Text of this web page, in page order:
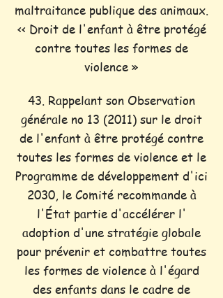
maltraitance publique des animaux.
<< Droit de l'enfant à être protégé
contre toutes les formes de
violence »
43. Rappelant son Observation
générale no 13 (2011) sur le droit
de l'enfant à être protégé contre
toutes les formes de violence et le
Programme de développement d'ici
2030, le Comité recommande à
l'État partie d'accélérer l'
adoption d'une stratégie globale
pour prévenir et combattre toutes
les formes de violence à l'égard
des enfants dans le cadre de